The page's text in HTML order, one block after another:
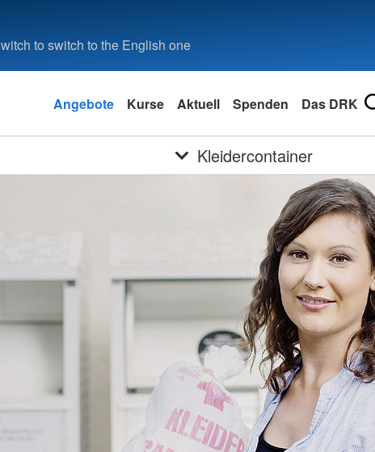
to switch to the English one
Angebote Kurse Aktuell Spenden Das DRK
Kleidercontainer